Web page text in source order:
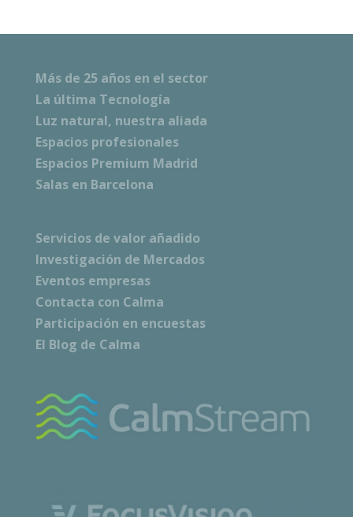
Más de 25 años en el sector
La última Tecnología
Luz natural, nuestra aliada
Espacios profesionales
Espacios Premium Madrid
Salas en Barcelona
Servicios de valor añadido
Investigación de Mercados
Eventos empresas
Contacta con Calma
Participación en encuestas
El Blog de Calma